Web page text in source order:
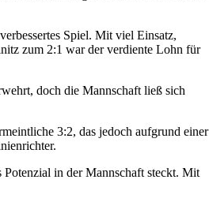
Spiel. Mit viel Einsatz,
zum 2:1 war der verdiente Lohn für
doch die Mannschaft ließ sich
3:2, das jedoch aufgrund einer
Potenzial in der Mannschaft steckt. Mit